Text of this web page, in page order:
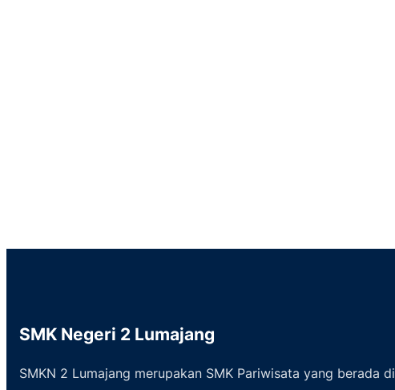
SMK Negeri 2 Lumajang
SMKN 2 Lumajang merupakan SMK Pariwisata yang berada di